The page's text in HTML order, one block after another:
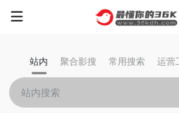
站内 聚合影搜 常用搜索 运营